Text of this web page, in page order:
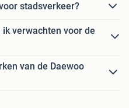
stadsverkeer?
verwachten voor de
van de Daewoo